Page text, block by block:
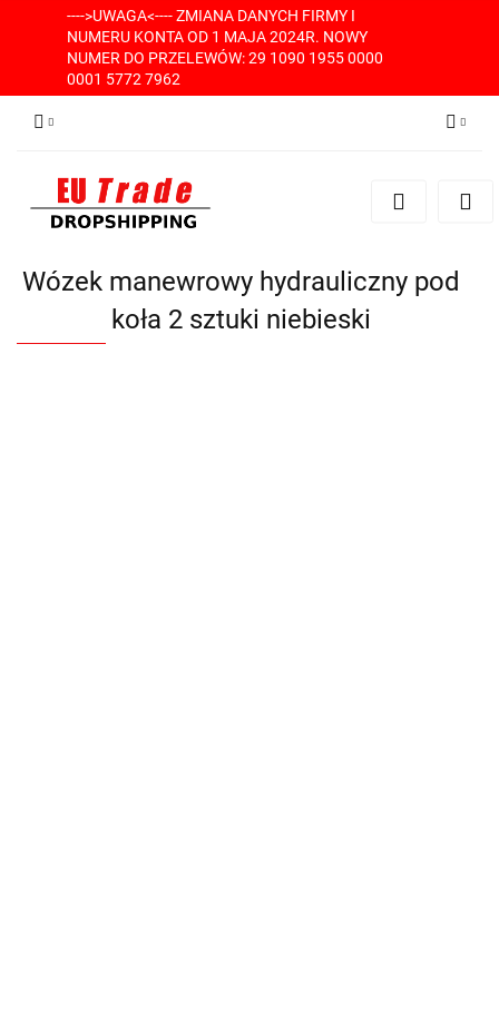
---->UWAGA<---- ZMIANA DANYCH FIRMY I
NUMERU KONTA OD 1 MAJA 2024R. NOWY
NUMER DO PRZELEWÓW: 29 1090 1955 0000
0001 5772 7962
Zarejestruj się
Wózek manewrowy hydrauliczny pod
koła 2 sztuki niebieski